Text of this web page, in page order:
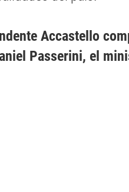
Accastello
Passerini, el